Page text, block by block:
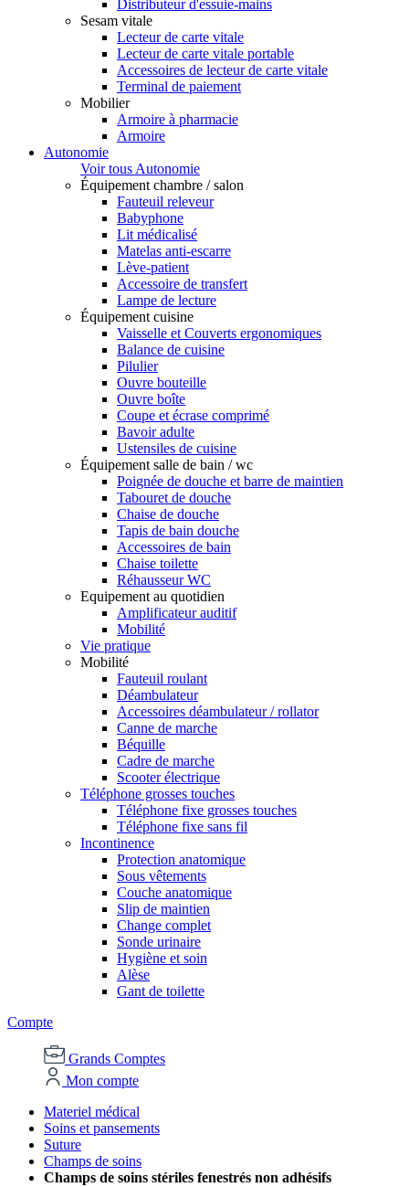
Distributeur d'essuie-mains
Sesam vitale
Lecteur de carte vitale
Lecteur de carte vitale portable
Accessoires de lecteur de carte vitale
Terminal de paiement
Mobilier
Armoire à pharmacie
Armoire
Autonomie
Voir tous Autonomie
Équipement chambre / salon
Fauteuil releveur
Babyphone
Lit médicalisé
Matelas anti-escarre
Lève-patient
Accessoire de transfert
Lampe de lecture
Équipement cuisine
Vaisselle et Couverts ergonomiques
Balance de cuisine
Pilulier
Ouvre bouteille
Ouvre boîte
Coupe et écrase comprimé
Bavoir adulte
Ustensiles de cuisine
Équipement salle de bain / wc
Poignée de douche et barre de maintien
Tabouret de douche
Chaise de douche
Tapis de bain douche
Accessoires de bain
Chaise toilette
Réhausseur WC
Equipement au quotidien
Amplificateur auditif
Mobilité
Vie pratique
Mobilité
Fauteuil roulant
Déambulateur
Accessoires déambulateur / rollator
Canne de marche
Béquille
Cadre de marche
Scooter électrique
Téléphone grosses touches
Téléphone fixe grosses touches
Téléphone fixe sans fil
Incontinence
Protection anatomique
Sous vêtements
Couche anatomique
Slip de maintien
Change complet
Sonde urinaire
Hygiène et soin
Alèse
Gant de toilette
Compte
Grands Comptes
Mon compte
Materiel médical
Soins et pansements
Suture
Champs de soins
Champs de soins stériles fenestrés non adhésifs